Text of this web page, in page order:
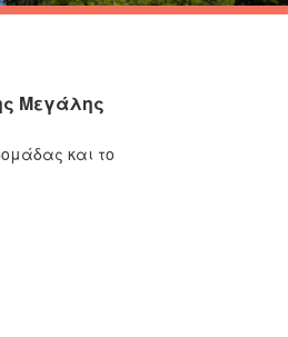
Μεγάλης
και το